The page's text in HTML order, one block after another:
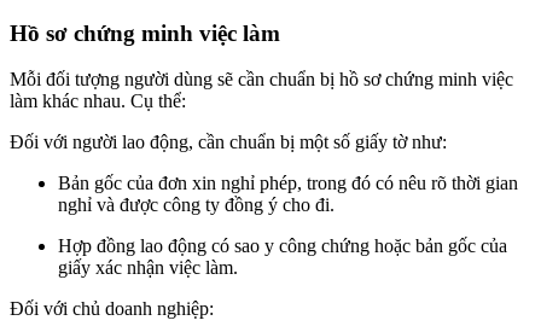
Hồ sơ chứng minh việc làm
Mỗi đối tượng người dùng sẽ cần chuẩn bị hồ sơ chứng minh việc
làm khác nhau. Cụ thể:
Đối với người lao động, cần chuẩn bị một số giấy tờ như:
Bản gốc của đơn xin nghỉ phép, trong đó có nêu rõ thời gian
nghỉ và được công ty đồng ý cho đi.
Hợp đồng lao động có sao y công chứng hoặc bản gốc của
giấy xác nhận việc làm.
Đối với chủ doanh nghiệp: